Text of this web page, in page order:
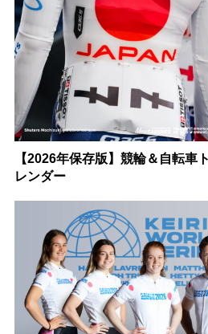
【2026年保存版】競輪＆自転車
レンダー